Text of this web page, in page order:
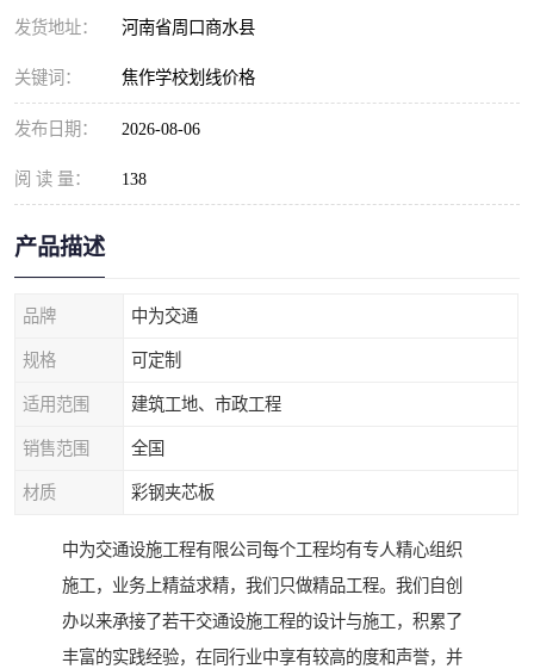
发货地址： 河南省周口商水县
关键词： 焦作学校划线价格
发布日期： 2026-08-06
阅 读 量： 138
产品描述
品牌 中为交通
规格 可定制
适用范围 建筑工地、市政工程
销售范围 全国
材质 彩钢夹芯板
中为交通设施工程有限公司每个工程均有专人精心组织
施工，业务上精益求精，我们只做精品工程。我们自创
办以来承接了若干交通设施工程的设计与施工，积累了
丰富的实践经验，在同行业中享有较高的度和声誉，并